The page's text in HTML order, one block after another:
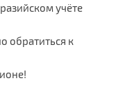
учёте
обратиться к